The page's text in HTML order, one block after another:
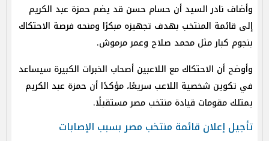
وأضاف نادر السيد أن حسام حسن قد يضم حمزة عبد الكريم
إلى قائمة المنتخب بهدف تجهيزه مبكرًا ومنحه فرصة الاحتكاك
بنجوم كبار مثل محمد صلاح وعمر مرموش.
وأوضح أن الاحتكاك مع اللاعبين أصحاب الخبرات الكبيرة سيساعد
في تكوين شخصية اللاعب سريعًا، مؤكدًا أن حمزة عبد الكريم
يمتلك مقومات قيادة منتخب مصر مستقبلًا.
تأجيل إعلان قائمة منتخب مصر بسبب الإصابات